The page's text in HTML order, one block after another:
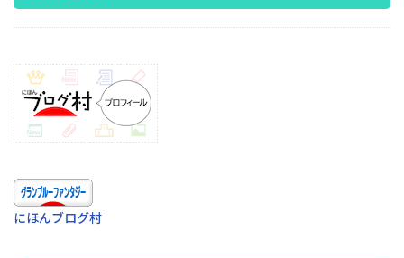
にほんブログ村